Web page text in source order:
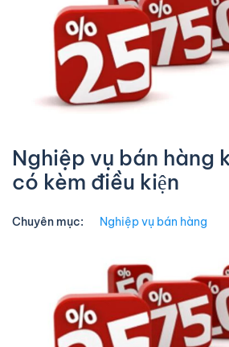
Nghiệp vụ bán hàng
có kèm điều kiện
Chuyên mục: Nghiệp vụ bán hàng